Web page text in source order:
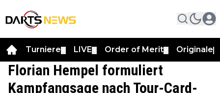
Turniere LIVE Order of Merit Originale
Florian Hempel formuliert
Kampfangsage nach Tour-Card-